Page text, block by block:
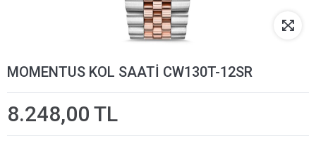
MOMENTUS KOL SAATİ CW130T-12SR
8.248,00 TL